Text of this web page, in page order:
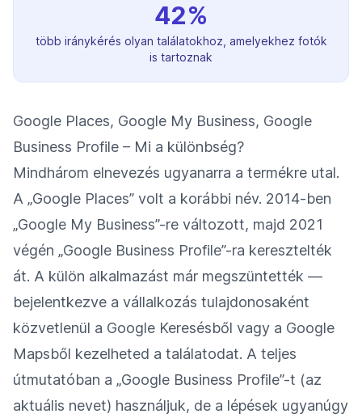
42%
több iránykérés olyan találatokhoz, amelyekhez fotók
is tartoznak
Google Places, Google My Business, Google
Business Profile – Mi a különbség?
Mindhárom elnevezés ugyanarra a termékre utal.
A „Google Places” volt a korábbi név. 2014-ben
„Google My Business”-re változott, majd 2021
végén „Google Business Profile”-ra keresztelték
át. A külön alkalmazást már megszüntették —
bejelentkezve a vállalkozás tulajdonosaként
közvetlenül a Google Keresésből vagy a Google
Mapsből kezelheted a találatodat. A teljes
útmutatóban a „Google Business Profile”-t (az
aktuális nevet) használjuk, de a lépések ugyanúgy